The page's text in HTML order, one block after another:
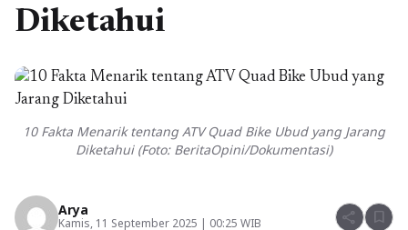
Diketahui
10 Fakta Menarik tentang ATV Quad Bike Ubud yang Jarang
Diketahui (Foto: BeritaOpini/Dokumentasi)
Arya
Kamis, 11 September 2025 | 00:25 WIB share bookmark